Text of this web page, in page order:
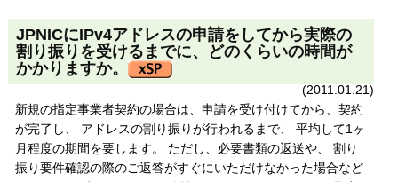
JPNICにIPv4アドレスの申請をしてから実際の
割り振りを受けるまでに、どのくらいの時間が
かかりますか。
(2011.01.21)
新規の指定事業者契約の場合は、申請を受け付けてから、契約
が完了し、 アドレスの割り振りが行われるまで、 平均して1ヶ
月程度の期間を要します。 ただし、必要書類の返送や、 割り
振り要件確認の際のご返答がすぐにいただけなかった場合など